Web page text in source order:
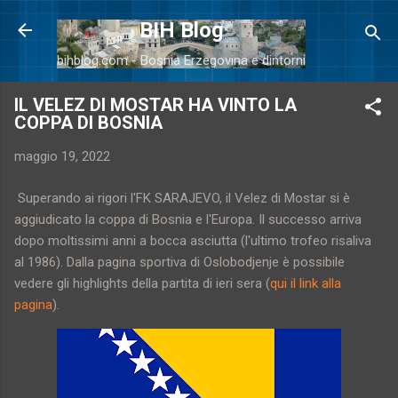
Passa ai contenuti principali
BIH Blog
bihblog.com - Bosnia Erzegovina e dintorni
IL VELEZ DI MOSTAR HA VINTO LA
COPPA DI BOSNIA
maggio 19, 2022
Superando ai rigori l'FK SARAJEVO, il Velez di Mostar si è
aggiudicato la coppa di Bosnia e l'Europa. Il successo arriva
dopo moltissimi anni a bocca asciutta (l'ultimo trofeo risaliva
al 1986). Dalla pagina sportiva di Oslobodjenje è possibile
vedere gli highlights della partita di ieri sera (qui il link alla
pagina).